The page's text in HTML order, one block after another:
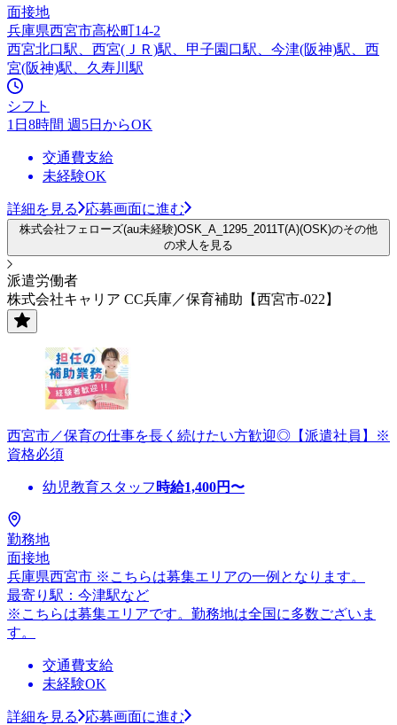
面接地
兵庫県西宮市高松町14-2
西宮北口駅、西宮(ＪＲ)駅、甲子園口駅、今津(阪神)駅、西
宮(阪神)駅、久寿川駅
シフト
1日8時間 週5日からOK
交通費支給
未経験OK
詳細を見る 応募画面に進む
株式会社フェローズ(au未経験)OSK_A_1295_2011T(A)(OSK)のその他
の求人を見る
派遣労働者
株式会社キャリア CC兵庫／保育補助【西宮市-022】
西宮市／保育の仕事を長く続けたい方歓迎◎【派遣社員】※
資格必須
幼児教育スタッフ 時給1,400円〜
勤務地
面接地
兵庫県西宮市 ※こちらは募集エリアの一例となります。
最寄り駅：今津駅など
※こちらは募集エリアです。勤務地は全国に多数ございま
す。
交通費支給
未経験OK
詳細を見る 応募画面に進む